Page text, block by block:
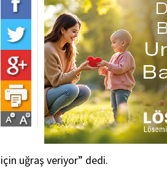
için uğraş veriyor” dedi.